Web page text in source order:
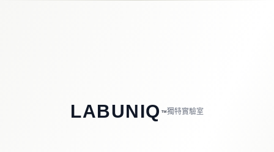
LABUNIQ ™獨特實驗室